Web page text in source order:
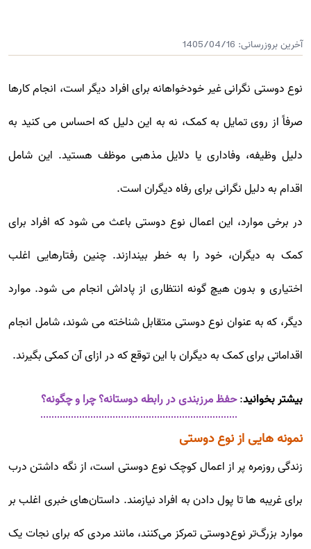
آخرین بروزرسانی: 1405/04/16
نوع دوستی نگرانی غیر خودخواهانه برای افراد دیگر است، انجام کارها
صرفاً از روی تمایل به کمک، نه به این دلیل که احساس می کنید به
دلیل وظیفه، وفاداری یا دلایل مذهبی موظف هستید. این شامل
اقدام به دلیل نگرانی برای رفاه دیگران است.
در برخی موارد، این اعمال نوع دوستی باعث می شود که افراد برای
کمک به دیگران، خود را به خطر بیندازند. چنین رفتارهایی اغلب
اختیاری و بدون هیچ گونه انتظاری از پاداش انجام می شود. موارد
دیگر، که به عنوان نوع دوستی متقابل شناخته می شوند، شامل انجام
اقداماتی برای کمک به دیگران با این توقع که در ازای آن کمکی بگیرند.
بیشتر بخوانید:حفظ مرزبندی در رابطه دوستانه؟ چرا و چگونه؟
نمونه هایی از نوع دوستی
زندگی روزمره پر از اعمال کوچک نوع دوستی است، از نگه داشتن درب
برای غریبه ها تا پول دادن به افراد نیازمند. داستان‌های خبری اغلب بر
موارد بزرگ‌تر نوع‌دوستی تمرکز می‌کنند، مانند مردی که برای نجات یک